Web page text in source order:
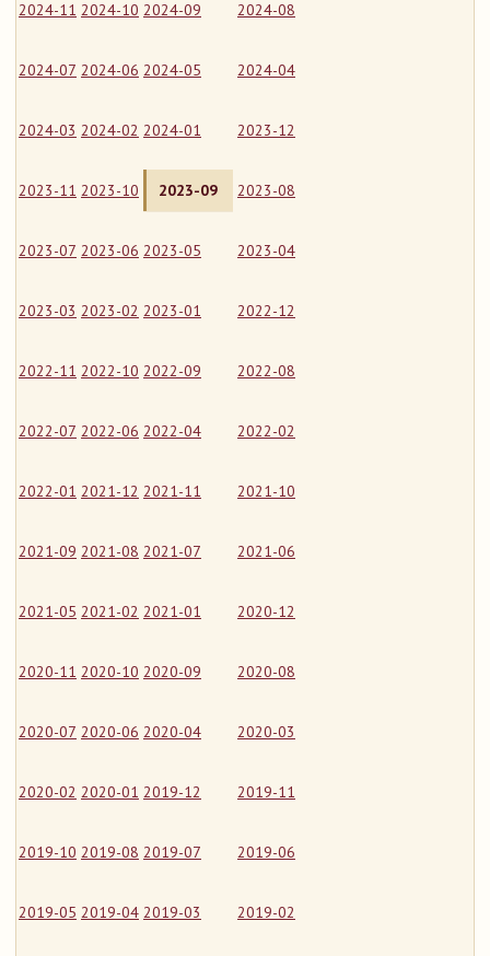
2024-11 2024-10 2024-09 2024-08
2024-07 2024-06 2024-05 2024-04
2024-03 2024-02 2024-01 2023-12
2023-11 2023-10 2023-09 2023-08
2023-07 2023-06 2023-05 2023-04
2023-03 2023-02 2023-01 2022-12
2022-11 2022-10 2022-09 2022-08
2022-07 2022-06 2022-04 2022-02
2022-01 2021-12 2021-11 2021-10
2021-09 2021-08 2021-07 2021-06
2021-05 2021-02 2021-01 2020-12
2020-11 2020-10 2020-09 2020-08
2020-07 2020-06 2020-04 2020-03
2020-02 2020-01 2019-12 2019-11
2019-10 2019-08 2019-07 2019-06
2019-05 2019-04 2019-03 2019-02